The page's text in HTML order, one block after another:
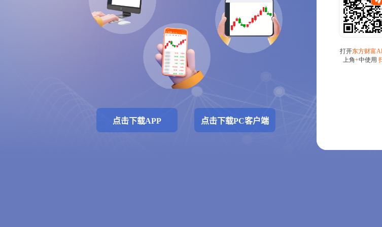
点击下载APP 点击下载PC客户端